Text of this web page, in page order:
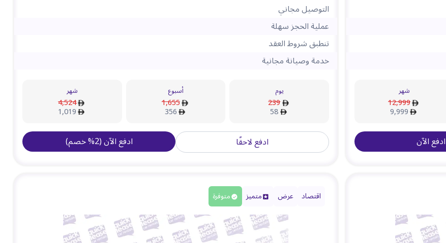
شهر
12,999
9,999
ادفع الآن
التوصيل مجاني
عملية الحجز سهلة
تنطبق شروط العقد
خدمة وصيانة مجانية
يوم
239
58
أسبوع
1,655
356
شهر
4,524
1,019
ادفع لاحقًا ادفع الآن(
2
%خصم)
اقتصاد عرض متميز متوفرة